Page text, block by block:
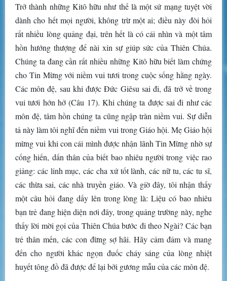
Trở thành những Kitô hữu như thế là một sứ mạng tuyệt vời
dành cho hết mọi người, không trừ một ai; điều này đòi hỏi
rất nhiều lòng quảng đại, trên hết là có cái nhìn và một tâm
hồn hướng thượng để nài xin sự giúp sức của Thiên Chúa.
Chúng ta đang cần rất nhiều những Kitô hữu biết làm chứng
cho Tin Mừng với niềm vui tươi trong cuộc sống hằng ngày.
Các môn đệ, sau khi được Đức Giêsu sai đi, đã trở về trong
vui tươi hớn hở (Câu 17). Khi chúng ta được sai đi như các
môn đệ, tâm hồn chúng ta cũng ngập tràn niềm vui. Sự diễn
tả này làm tôi nghĩ đến niềm vui trong Giáo hội. Mẹ Giáo hội
mừng vui khi con cái mình được nhận lãnh Tin Mừng nhờ sự
cống hiến, dấn thân của biết bao nhiêu người trong việc rao
giảng: các linh mục, các cha xứ tốt lành, các nữ tu, các tu sĩ,
các thừa sai, các nhà truyền giáo. Và giờ đây, tôi nhận thấy
một câu hỏi đang dấy lên trong lòng là: Liệu có bao nhiêu
bạn trẻ đang hiện diện nơi đây, trong quảng trường này, nghe
thấy lời mời gọi của Thiên Chúa bước đi theo Ngài? Các bạn
trẻ thân mến, các con đừng sợ hãi. Hãy cảm đảm và mang
đến cho người khác ngọn đuốc cháy sáng của lòng nhiệt
huyết tông đồ đã được để lại bởi gương mẫu của các môn đệ.